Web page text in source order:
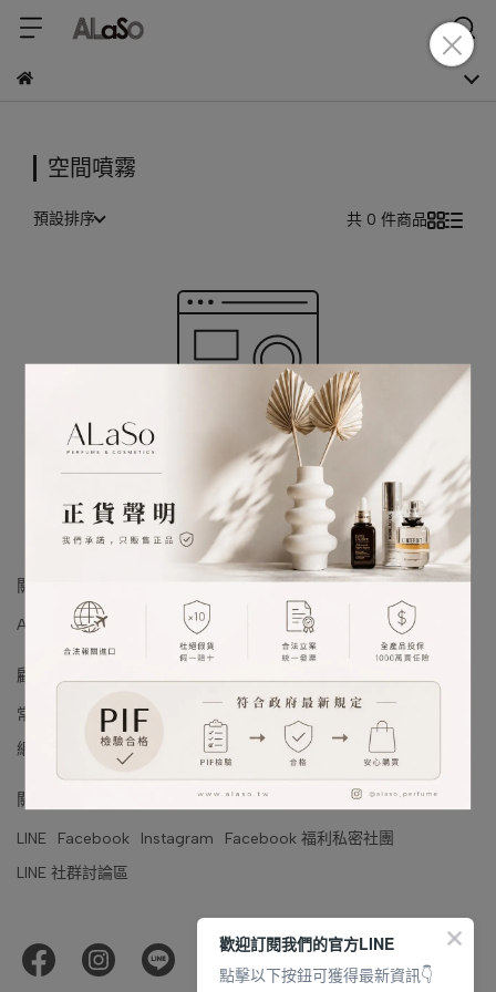
空間噴霧
預設排序 共 0 件商品
很抱歉，無商品符合篩選條件
請重新輸入篩選
關於我們
ALaSo 品牌理念 ALaSo 會員制度 ALaSo 的品質承諾 (PIF)
顧客服務
常見問題&訂購須知 運送說明 付款說明 退換貨說明
網站使用條款&隱私權政策
國際包裹查詢
關注我們
LINE Facebook Instagram
Facebook 福利私密社團
LINE 社群討論區
歡迎訂閱我們的官方LINE
點擊以下按鈕可獲得最新資訊👇